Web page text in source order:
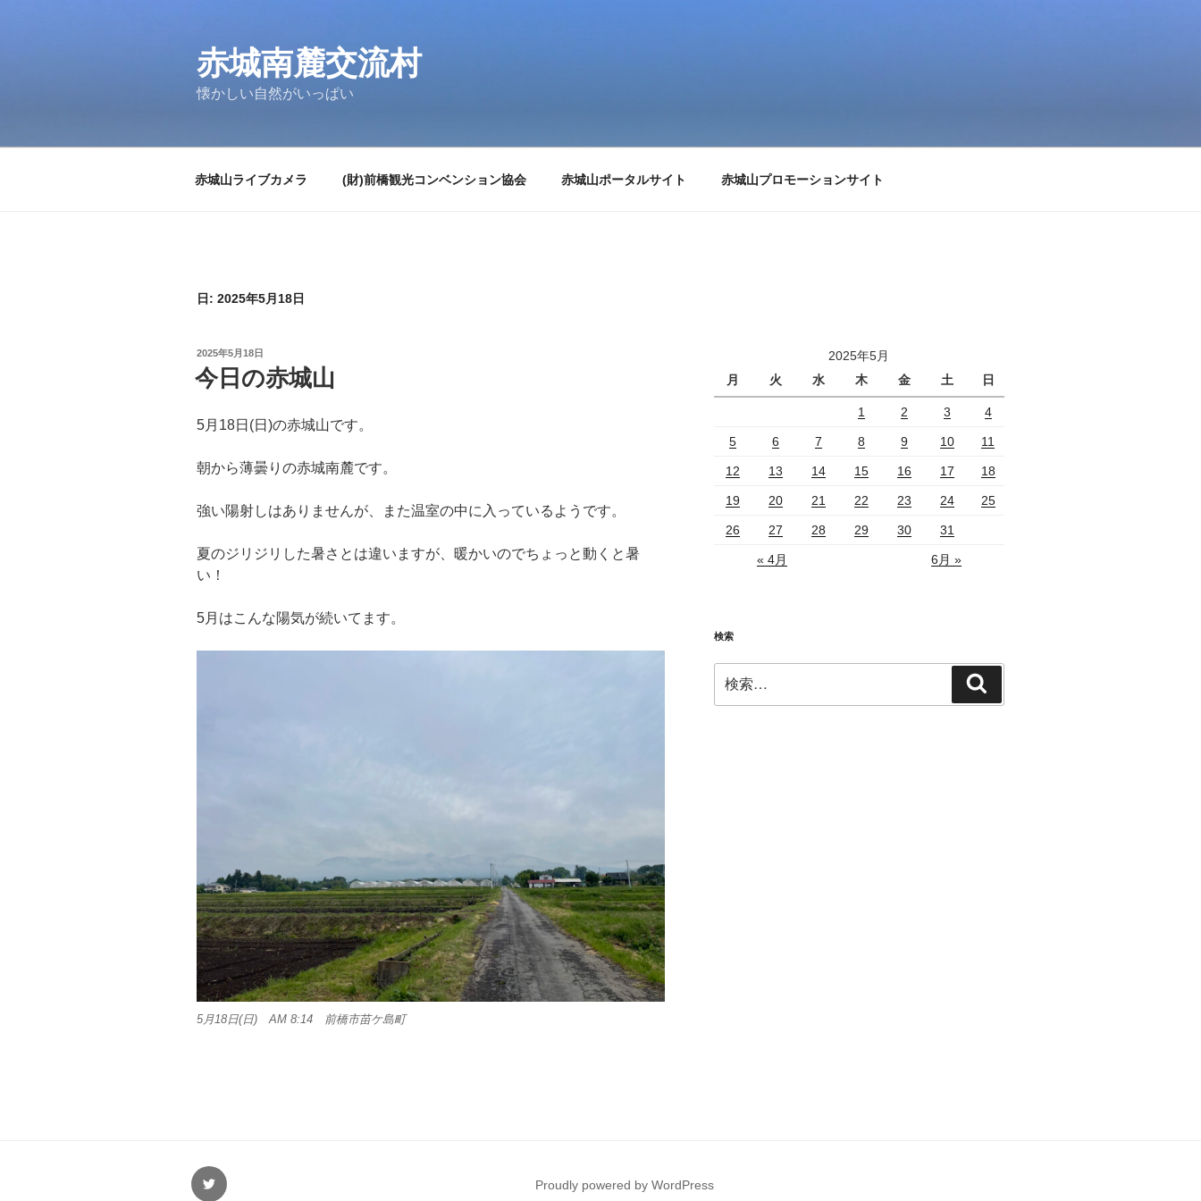
赤城南麓交流村
懐かしい自然がいっぱい
赤城山ライブカメラ (財)前橋観光コンベンション協会 赤城山ポータルサイト 赤城山プロモーションサイト
日: 2025年5月18日
投
稿
日:
2025年5月18日
今日の赤城山
5月18日(日)の赤城山です。
朝から薄曇りの赤城南麓です。
強い陽射しはありませんが、また温室の中に入っているようです。
夏のジリジリした暑さとは違いますが、暖かいのでちょっと動くと暑
い！
5月はこんな陽気が続いてます。
5月18日(日) AM 8:14 前橋市苗ケ島町
2025年5月
月
火 水 木 金 土 日
1 2 3 4
5 6 7 8 9 10 11
12 13 14 15 16 17 18
19 20 21 22 23 24 25
26 27 28 29 30 31
« 4月 6月 »
検索
索:
索
Twitter
Proudly powered by WordPress